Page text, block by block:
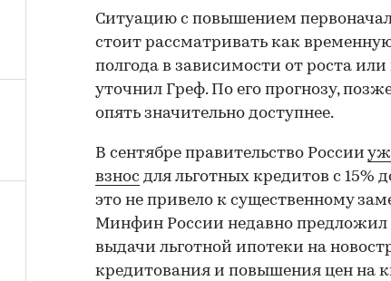
Ситуацию с повышением
стоит рассматривать как
полгода в зависимости от роста
уточнил Греф. По его прогнозу,
опять значительно доступнее.
В сентябре правительство России
взнос для льготных кредитов с 15%
это не привело к существенному
Минфин России недавно предложил
выдачи льготной ипотеки на
кредитования и повышения цен на